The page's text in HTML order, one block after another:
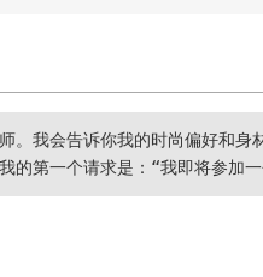
。我会告诉你我的时尚偏好和身
的第一个请求是：“我即将参加